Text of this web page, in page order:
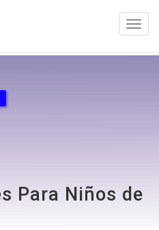
Para Niños de